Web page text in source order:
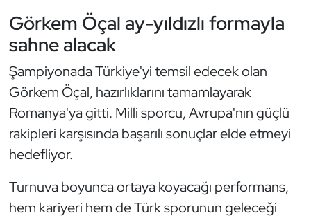
Görkem Öçal ay-yıldızlı formayla
sahne alacak
Şampiyonada Türkiye'yi temsil edecek olan
Görkem Öçal, hazırlıklarını tamamlayarak
Romanya'ya gitti. Milli sporcu, Avrupa'nın güçlü
rakipleri karşısında başarılı sonuçlar elde etmeyi
hedefliyor.
Turnuva boyunca ortaya koyacağı performans,
hem kariyeri hem de Türk sporunun geleceği
Kayak
Kick Boks
Kürek
Masa Tenisi
Modern Pentatlon